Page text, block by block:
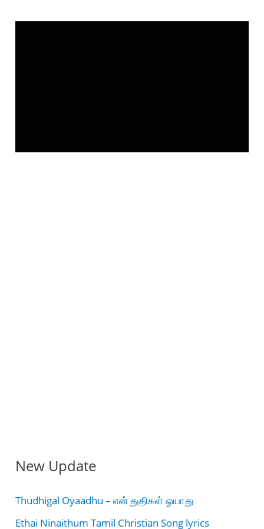
New Update
Thudhigal Oyaadhu – என் துதிகள் ஓயாது
Ethai Ninaithum Tamil Christian Song lyrics